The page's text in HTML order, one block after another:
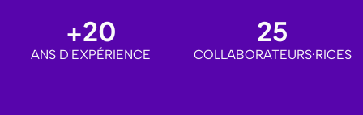
+20
ANS D'EXPÉRIENCE
25
COLLABORATEURS·RICES